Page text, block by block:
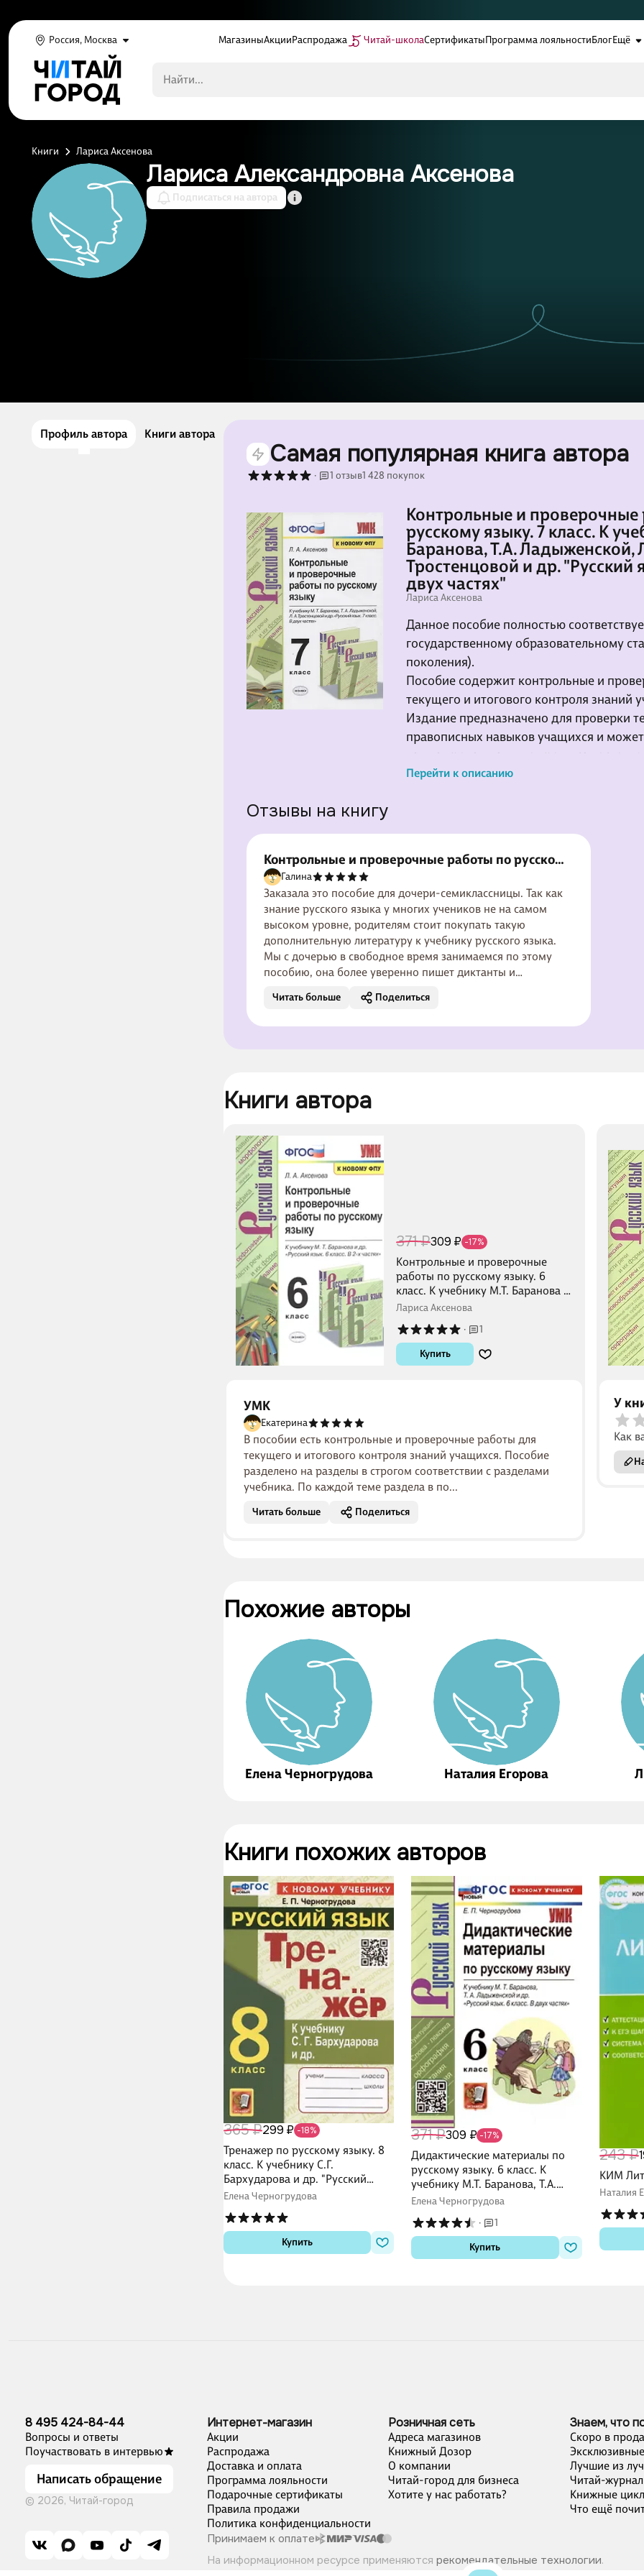
Россия, Москва МагазиныАкцииРаспродажа Читай-школаСертификатыПрограмма лояльностиБлогЕщё
Книги Лариса Аксенова
Лариса Александровна Аксенова
Подписаться на автора
Профиль автора Книги автора
Самая популярная книга автора
· 1 отзыв1 428 покупок
Контрольные и проверочные
русскому языку. 7 класс. К
Баранова, Т.А. Ладыженской,
Тростенцовой и др. "Русский
двух частях"
Лариса Аксенова
Данное пособие полностью
государственному образовательному
поколения).
Пособие содержит контрольные и
текущего и итогового контроля знаний
Издание предназначено для проверки
правописных навыков учащихся и
как на уроках, так и во время
Пособие разделено на разделы в строгом
работы в форме диктантов и тестов.
Книга предназначена учащимся и
учебнику М. Т. Баранова, Т. А.
Перейти к описанию
Отзывы на книгу
Контрольные и проверочные работы по русскому
языку. 7 класс.
Галина
Заказала это пособие для дочери-семиклассницы. Так как
знание русского языка у многих учеников не на самом
высоком уровне, родителям стоит покупать такую
дополнительную литературу к учебнику русского языка.
Мы с дочерью в свободное время занимаемся по этому
пособию, она более уверенно пишет диктанты и
проверочные работы по русскому языку
Читать больше Поделиться
Книги автора
371 ₽309 ₽ -17%
Контрольные и проверочные
работы по русскому языку. 6
класс. К учебнику М.Т. Баранова и
др. "Русский язык. 6 класс. В 2-х
Лариса Аксенова
·
1
Купить
УМК
Екатерина
В пособии есть контрольные и проверочные работы для
текущего и итогового контроля знаний учащихся. Пособие
разделено на разделы в строгом соответствии с разделами
учебника. По каждой теме раздела в по...
Читать больше Поделиться
У
Как
Похожие авторы
Елена Черногрудова Наталия Егорова
Книги похожих авторов
365 ₽299 ₽ -18%
Тренажер по русскому языку. 8
класс. К учебнику С.Г.
Бархударова и др. "Русский
язык. 8 класс"
Елена Черногрудова
Купить
371 ₽309 ₽ -17%
Дидактические материалы по
русскому языку. 6 класс. К
учебнику М.Т. Баранова, Т.А.
Ладыженской, Л.А. Тростенцевой
двух частях"
Елена Черногрудова
·
1
Купить
243 ₽
КИМ
Наталия
8 495 424-84-44
Вопросы и ответы
Поучаствовать в интервью
Написать обращение
© 2026, Читай-город
Интернет-магазин
Акции
Распродажа
Доставка и оплата
Программа лояльности
Подарочные сертификаты
Правила продажи
Политика конфиденциальности
Розничная сеть
Адреса магазинов
Книжный Дозор
О компании
Читай-город для бизнеса
Хотите у нас работать?
Знаем, что
Скоро в
Лучшие из
Читай-журнал
Книжные
Что ещё
Принимаем к оплате
На информационном ресурсе применяются рекомендательные технологии.